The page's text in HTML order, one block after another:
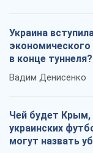
Украина
экономического
в конце туннеля?
Вадим Денисенко
Чей будет Крым,
украинских
могут назвать